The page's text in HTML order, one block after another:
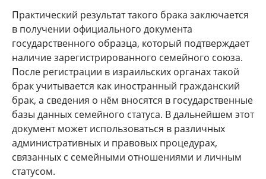
Практический результат такого брака заключается
в получении официального документа
государственного образца, который подтверждает
наличие зарегистрированного семейного союза.
После регистрации в израильских органах такой
брак учитывается как иностранный гражданский
брак, а сведения о нём вносятся в государственные
базы данных семейного статуса. В дальнейшем этот
документ может использоваться в различных
административных и правовых процедурах,
связанных с семейными отношениями и личным
статусом.